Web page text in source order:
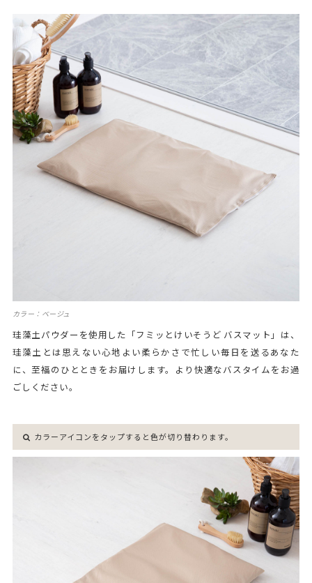
カラー：ベージュ
珪藻土パウダーを使用した「フミッとけいそうど バスマット」は、
珪藻土とは思えない心地よい柔らかさで忙しい毎日を送るあなた
に、至福のひとときをお届けします。より快適なバスタイムをお過
ごしください。
カラーアイコンをタップすると色が切り替わります。